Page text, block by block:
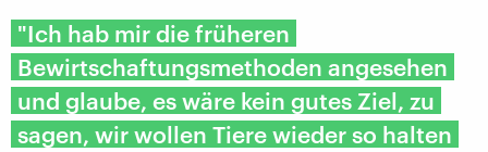
"Ich hab mir die früheren
Bewirtschaftungsmethoden angesehen
und glaube, es wäre kein gutes Ziel, zu
sagen, wir wollen Tiere wieder so halten